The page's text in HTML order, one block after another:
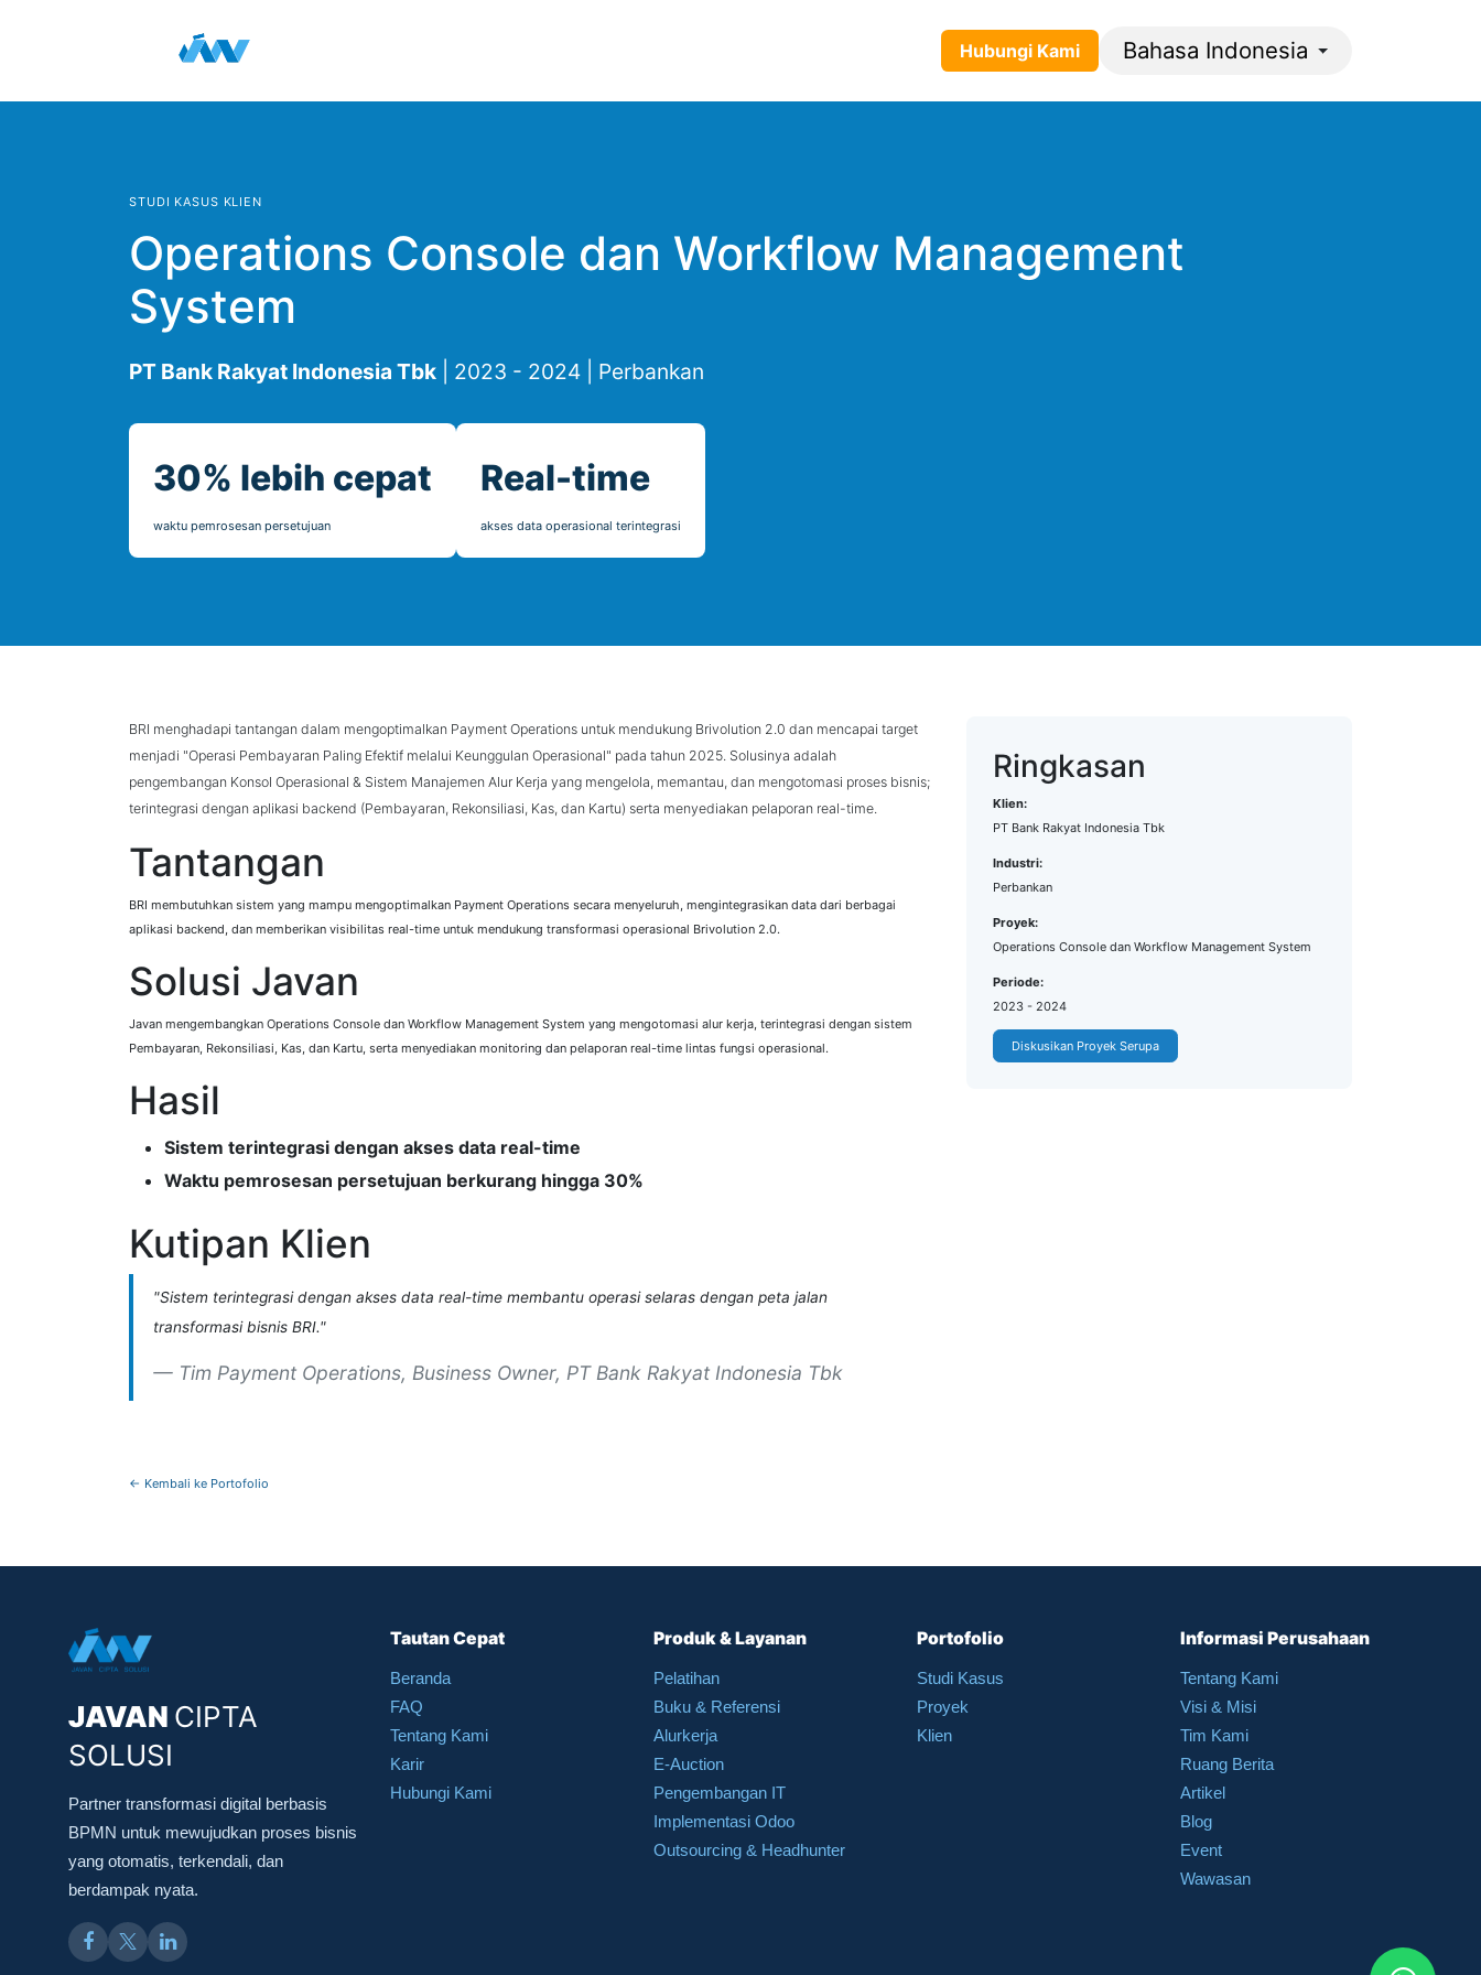
Hubungi ​​​​K​​​​​​​​ami​​ Bahasa Indonesia
STUDI KASUS KLIEN
Operations Console dan Workflow Management
System
PT Bank Rakyat Indonesia Tbk | 2023 - 2024 | Perbankan
30% lebih cepat
waktu pemrosesan persetujuan
Real-time
akses data operasional terintegrasi
BRI menghadapi tantangan dalam mengoptimalkan Payment Operations untuk mendukung Brivolution 2.0 dan mencapai target
menjadi "Operasi Pembayaran Paling Efektif melalui Keunggulan Operasional" pada tahun 2025. Solusinya adalah
pengembangan Konsol Operasional & Sistem Manajemen Alur Kerja yang mengelola, memantau, dan mengotomasi proses bisnis;
terintegrasi dengan aplikasi backend (Pembayaran, Rekonsiliasi, Kas, dan Kartu) serta menyediakan pelaporan real-time.
Tantangan
BRI membutuhkan sistem yang mampu mengoptimalkan Payment Operations secara menyeluruh, mengintegrasikan data dari berbagai
aplikasi backend, dan memberikan visibilitas real-time untuk mendukung transformasi operasional Brivolution 2.0.
Solusi Javan
Javan mengembangkan Operations Console dan Workflow Management System yang mengotomasi alur kerja, terintegrasi dengan sistem
Pembayaran, Rekonsiliasi, Kas, dan Kartu, serta menyediakan monitoring dan pelaporan real-time lintas fungsi operasional.
Hasil
Sistem terintegrasi dengan akses data real-time
Waktu pemrosesan persetujuan berkurang hingga 30%
Kutipan Klien
"Sistem terintegrasi dengan akses data real-time membantu operasi selaras dengan peta jalan
transformasi bisnis BRI."
Tim Payment Operations, Business Owner, PT Bank Rakyat Indonesia Tbk
Ringkasan
Klien:
PT Bank Rakyat Indonesia Tbk
Industri:
Perbankan
Proyek:
Operations Console dan Workflow Management System
Periode:
2023 - 2024
Diskusikan Proyek Serupa
← Kembali ke Portofolio
JAVAN CIPTA
SOLUSI
Partner transformasi digital berbasis
BPMN untuk mewujudkan proses bisnis
yang otomatis, terkendali, dan
berdampak nyata.
Tautan Cepat
Beranda
FAQ
Tentang Kami
Karir
Hubungi Kami
Produk & Layanan
Pelatihan
Buku & Referensi
Alurkerja
E-Auction
Pengembangan IT
Implementasi Odoo
Outsourcing & Headhunter
Portofolio
Studi Kasus
Proyek
Klien
Informasi Perusahaan
Tentang Kami
Visi & Misi
Tim Kami
Ruang Berita
Artikel
Blog
Event
Wawasan